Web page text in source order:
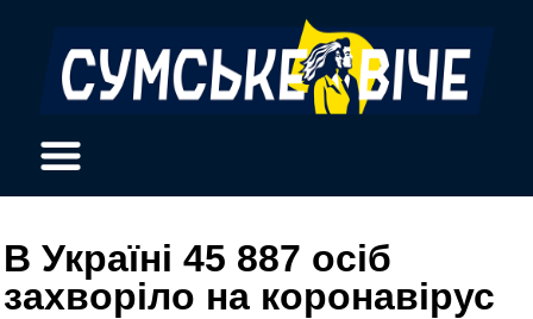
В Україні 45 887 осіб
захворіло на коронавірус